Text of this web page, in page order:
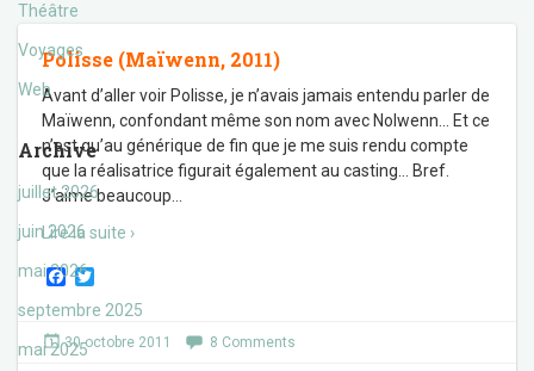
Théâtre
Voyages
Web
Archive
juillet 2026
juin 2026
mai 2026
septembre 2025
mai 2025
Polisse (Maïwenn, 2011)
Avant d’aller voir Polisse, je n’avais jamais entendu parler de
Maïwenn, confondant même son nom avec Nolwenn… Et ce
n’est qu’au générique de fin que je me suis rendu compte
que la réalisatrice figurait également au casting… Bref.
J’aime beaucoup
Lire la suite ›
F
c
e
b
i
t
30 octobre 2011 8 Comments